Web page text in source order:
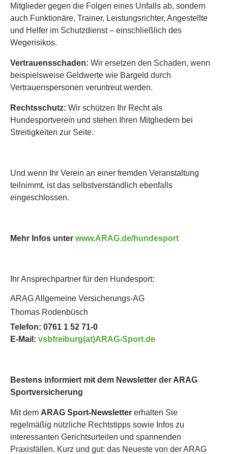
Mitglieder gegen die Folgen eines Unfalls ab, sondern
auch Funktionäre, Trainer, Leistungsrichter, Angestellte
und Helfer im Schutzdienst – einschließlich des
Wegerisikos.
Vertrauensschaden: Wir ersetzen den Schaden, wenn
beispielsweise Geldwerte wie Bargeld durch
Vertrauenspersonen veruntreut werden.
Rechtsschutz: Wir schützen Ihr Recht als
Hundesportverein und stehen Ihren Mitgliedern bei
Streitigkeiten zur Seite.
Und wenn Ihr Verein an einer fremden Veranstaltung
teilnimmt, ist das selbstverständlich ebenfalls
eingeschlossen.
Mehr Infos unter www.ARAG.de/hundesport
Ihr Ansprechpartner für den Hundesport:
ARAG Allgemeine Versicherungs-AG
Thomas Rodenbüsch
Telefon: 0761 1 52 71-0
E-Mail: vsbfreiburg(at)ARAG-Sport.de
Bestens informiert mit dem Newsletter der ARAG
Sportversicherung
Mit dem ARAG Sport-Newsletter erhalten Sie
regelmäßig nützliche Rechtstipps sowie Infos zu
interessanten Gerichtsurteilen und spannenden
Praxisfällen. Kurz und gut: das Neueste von der ARAG